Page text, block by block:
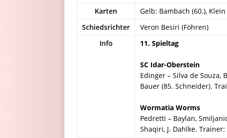
Karten
Gelb: Bambach (60.),
Schiedsrichter
Veron Besiri (Föhren)
Info
11. Spieltag
SC Idar-Oberstein
Edinger – Silva de Souza,
Bauer (85. Schneider).
Wormatia Worms
Pedretti – Baylan,
Shaqiri, J. Dahlke.